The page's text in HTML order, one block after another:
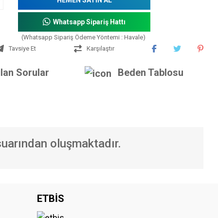
Whatsapp Sipariş Hattı
(Whatsapp Sipariş Ödeme Yöntemi : Havale)
Tavsiye Et
Karşılaştır
Sorular Beden Tablosu
oluşmaktadır.
ETBİS